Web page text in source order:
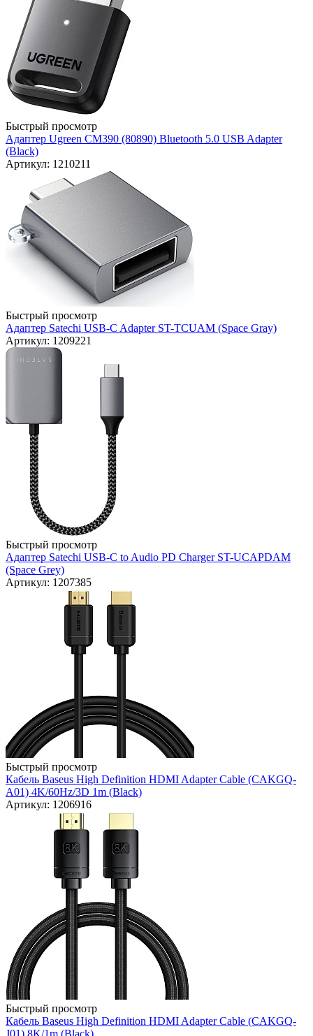
Быстрый просмотр
Адаптер Ugreen CM390 (80890) Bluetooth 5.0 USB Adapter
(Black)
Артикул: 1210211
Быстрый просмотр
Адаптер Satechi USB-C Adapter ST-TCUAM (Space Gray)
Артикул: 1209221
Быстрый просмотр
Адаптер Satechi USB-C to Audio PD Charger ST-UCAPDAM
(Space Grey)
Артикул: 1207385
Быстрый просмотр
Кабель Baseus High Definition HDMI Adapter Cable (CAKGQ-
A01) 4K/60Hz/3D 1m (Black)
Артикул: 1206916
Быстрый просмотр
Кабель Baseus High Definition HDMI Adapter Cable (CAKGQ-